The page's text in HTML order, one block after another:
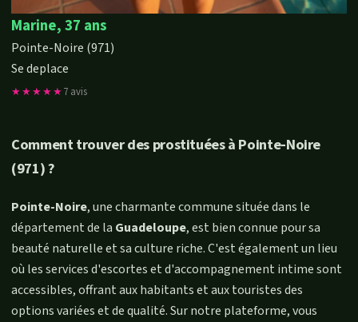
Marine, 37 ans
Pointe-Noire (971)
Se deplace
★★★★★7 avis
Comment trouver des prostituées à Pointe-Noire
(971) ?
Pointe-Noire, une charmante commune située dans le
département de la Guadeloupe, est bien connue pour sa
beauté naturelle et sa culture riche. C'est également un lieu
où les services d'escortes et d'accompagnement intime sont
accessibles, offrant aux habitants et aux touristes des
options variées et de qualité. Sur notre plateforme, vous